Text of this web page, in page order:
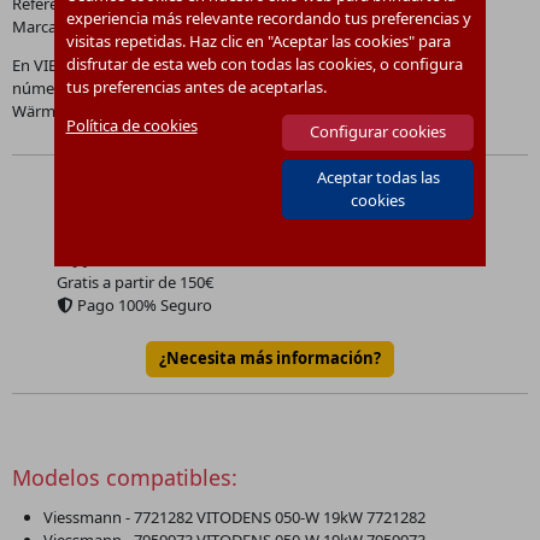
experiencia más relevante recordando tus preferencias y
visitas repetidas. Haz clic en "Aceptar las cookies" para
disfrutar de esta web con todas las cookies, o configura
tus preferencias antes de aceptarlas.
Política de cookies
Configurar cookies
Aceptar todas las
cookies
Marca: Viessmann
En VIETEC disponemos del productoWäRMEDäMMBLOCKcon
número de referencia7874429.
Wärmedämmblock
52.03€
Cantidad por paquete:1
Gratis a partir de 150€
Pago 100% Seguro
¿Necesita más información?
Modelos compatibles:
Viessmann - 7721282 VITODENS 050-W 19kW 7721282